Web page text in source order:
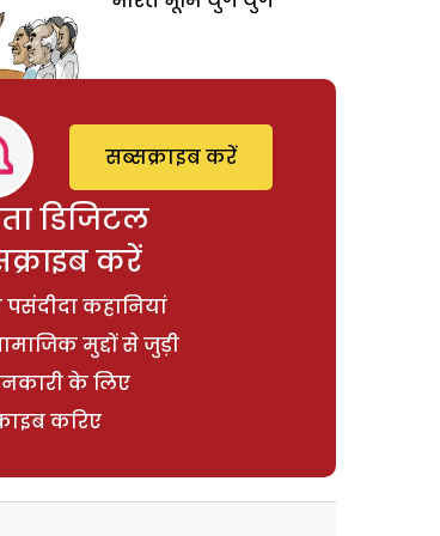
डिजिटल
करें
कहानियां
मुद्दों से जुड़ी
के लिए
करिए
सब्सक्राइब करें